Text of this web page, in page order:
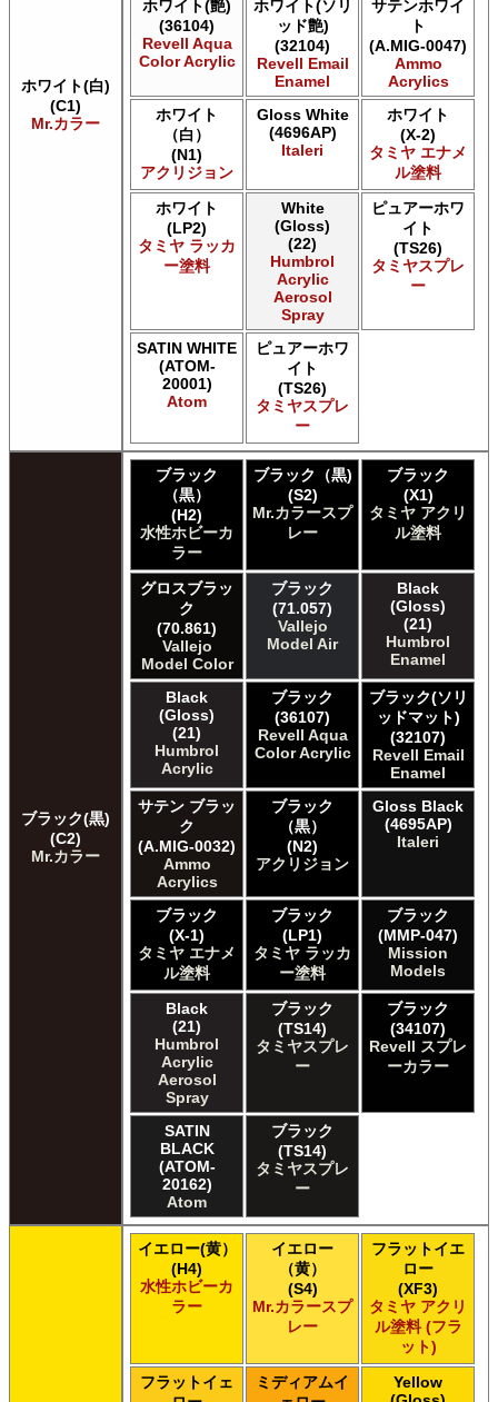
Acrylicos Vallejo Vallejo Diorama FX
Acrylicos Vallejo Vallejo Game Air
Acrylicos Vallejo Vallejo Game Color
Acrylicos Vallejo Vallejo Hobby Paint スプレー
Acrylicos Vallejo Vallejo Liquid Gold
Acrylicos Vallejo Vallejo Mecha Color
Acrylicos Vallejo Vallejo Metal Color
Acrylicos Vallejo Vallejo Model Air
Acrylicos Vallejo Vallejo Model Color
Acrylicos Vallejo Vallejo Panzer Aces
Acrylicos Vallejo Vallejo Pigment FX
Acrylicos Vallejo Vallejo Premium カラー
Acrylicos Vallejo Vallejo Wash FX
Acrylicos Vallejo Vallejo Weathering FX
Acrylicos Vallejo Vallejo Xpress カラー
E7 Paints E7 Paints
E7 Paints Humbrol Acrylic Aerosol Spray
Games Workshop Limited Citadel Air
Games Workshop Limited Citadel Spray
Games Workshop Limited 先Citadel カラー
HATAKA HOBBY Hataka
Humbrol - Hornby Hobbies Humbrol Acrylic
Humbrol of Hornby Hobbies Humbrol Enamel
ICM ICM Paints
Italeri Italeri
Lifecolor Lifecolor
Meng Meng Color
Mig Jimenez Ammo Acrylics
Mig Jimenez Atom
Mission Models Mission Models
Mr. Paint MRP Mr Paint Products
Repear Miniatures Master Series
Revell of Germany Revell Aqua Color Acrylic
Revell of Germany Revell Email Enamel
Revell of Germany Revell スプレーカラー
Testors of Rust-Oleum Group Testors Model Master
Acrylic
Testors of Rust-Oleum Group Testors Model Master
The Army Painter Army Painter
The Army Painter Speedpaint
The Army Painter Warpaints Air
The Army Painter Warpaints Fanatic
The Scale Modellers Supply Master Series Paints Bones
The Scale Modellers Supply SMS
Xtracolor Xtracolor
ガイアノーツ ガイア エナメル カラー
ガイアノーツ ガイアカラー
タミヤ タミヤ アクリル塗料
タミヤ タミヤ アクリル塗料 (フラット)
タミヤ タミヤ エアーモデルスプレー
タミヤ タミヤ エナメル塗料
タミヤ タミヤ トップコート/サーフェイサー/プライマー
タミヤ タミヤ ラッカー塗料
タミヤ タミヤスプレー
タミヤ タミヤスプレー
タミヤ タミヤスプレーAS
ＧＳＩクレオス Master Series Paints Pathfinder
ＧＳＩクレオス Mr.カラー GX
ＧＳＩクレオス Mr.カラー 色ノ源
ホワイト(白)
(C1)
Mr.カラー
ホワイト(艶)
(36104)
Revell Aqua
Color Acrylic
ホワイト(ソリ
ッド艶)
(32104)
Revell Email
Enamel
サテンホワイ
ト
(A.MIG-0047)
Ammo
Acrylics
ホワイト
（白）
(N1)
アクリジョン
Gloss White
(4696AP)
Italeri
ホワイト
(X-2)
タミヤ エナメ
ル塗料
ホワイト
(LP2)
タミヤ ラッカ
ー塗料
White
(Gloss)
(22)
Humbrol
Acrylic
Aerosol
Spray
ピュアーホワ
イト
(TS26)
タミヤスプレ
ー
SATIN WHITE
(ATOM-
20001)
Atom
ピュアーホワ
イト
(TS26)
タミヤスプレ
ー
ブラック(黒)
(C2)
Mr.カラー
ブラック
（黒）
(H2)
水性ホビーカ
ラー
ブラック（黒)
(S2)
Mr.カラースプ
レー
ブラック
(X1)
タミヤ アクリ
ル塗料
グロスブラッ
ク
(70.861)
Vallejo
Model Color
ブラック
(71.057)
Vallejo
Model Air
Black
(Gloss)
(21)
Humbrol
Enamel
Black
(Gloss)
(21)
Humbrol
Acrylic
ブラック
(36107)
Revell Aqua
Color Acrylic
ブラック(ソリ
ッドマット)
(32107)
Revell Email
Enamel
サテン ブラッ
ク
(A.MIG-0032)
Ammo
Acrylics
ブラック
（黒）
(N2)
アクリジョン
Gloss Black
(4695AP)
Italeri
ブラック
(X-1)
タミヤ エナメ
ル塗料
ブラック
(LP1)
タミヤ ラッカ
ー塗料
ブラック
(MMP-047)
Mission
Models
Black
(21)
Humbrol
Acrylic
Aerosol
Spray
ブラック
(TS14)
タミヤスプレ
ー
ブラック
(34107)
Revell スプレ
ーカラー
SATIN
BLACK
(ATOM-
20162)
Atom
ブラック
(TS14)
タミヤスプレ
ー
イエロー(黄）
(H4)
水性ホビーカ
ラー
イエロー
（黄）
(S4)
Mr.カラースプ
レー
フラットイエ
ロー
(XF3)
タミヤ アクリ
ル塗料 (フラ
ット)
フラットイェ
ミディアムイ
Yellow